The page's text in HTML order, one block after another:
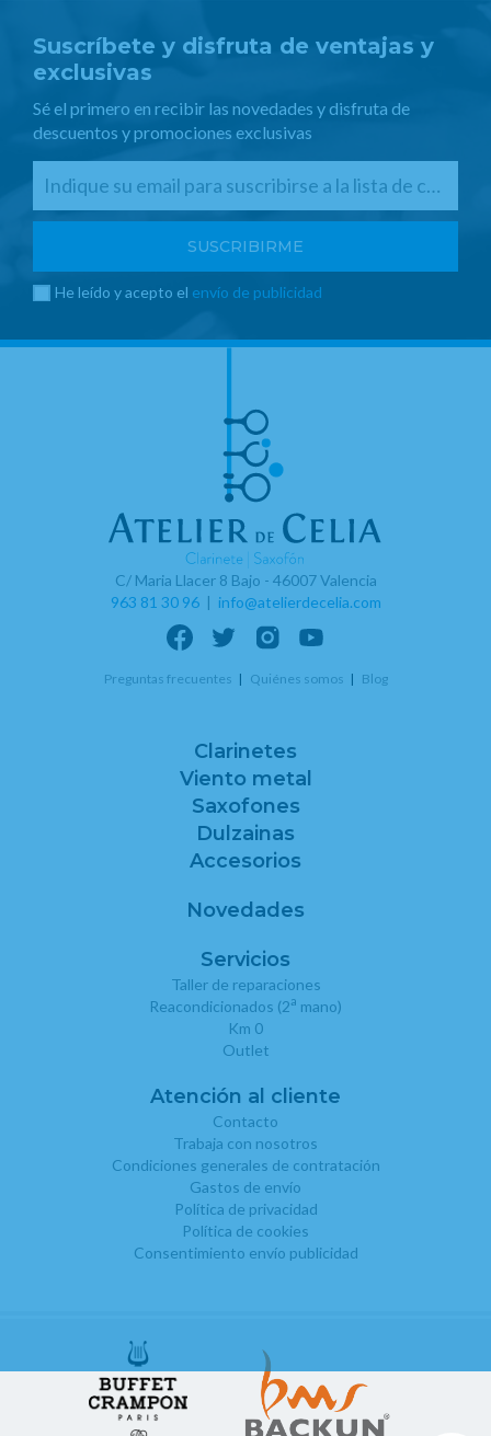
Suscríbete y disfruta de ventajas y
exclusivas
Sé el primero en recibir las novedades y disfruta de
descuentos y promociones exclusivas
He leído y acepto el envío de publicidad
C/ Maria Llacer 8 Bajo - 46007 Valencia
963 81 30 96| info@atelierdecelia.com
Preguntas frecuentes Quiénes somos Blog
Clarinetes
Viento metal
Saxofones
Dulzainas
Accesorios
Novedades
Servicios
Taller de reparaciones
Reacondicionados (2a mano)
Km 0
Outlet
Atención al cliente
Contacto
Trabaja con nosotros
Condiciones generales de contratación
Gastos de envío
Política de privacidad
Política de cookies
Consentimiento envío publicidad